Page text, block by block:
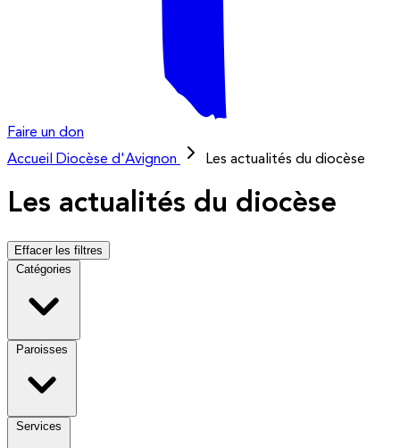
Faire un don
Accueil
Diocèse d'Avignon Les actualités du diocèse
Les actualités du diocèse
Effacer les filtres
Catégories
Paroisses
Services